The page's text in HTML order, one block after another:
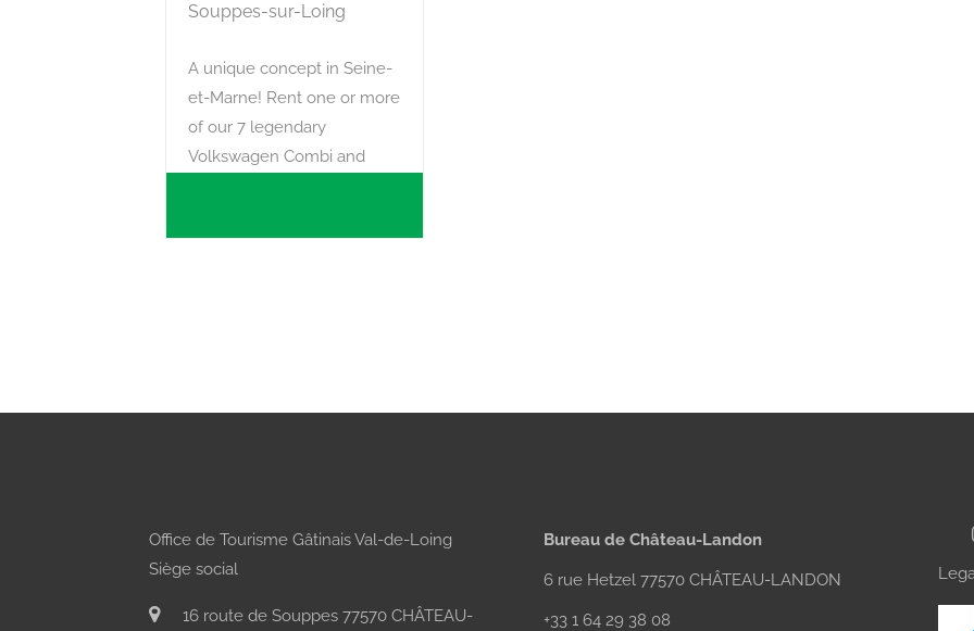
Souppes-sur-Loing
A unique concept in Seine-
et-Marne! Rent one or more
of our 7 legendary
Volkswagen Combi and
watchword, take your time
Office de Tourisme Gâtinais Val-de-Loing
Siège social
16 route de Souppes 77570 CHÂTEAU-
Bureau de Château-Landon
6 rue Hetzel 77570 CHÂTEAU-LANDON
+33 1 64 29 38 08